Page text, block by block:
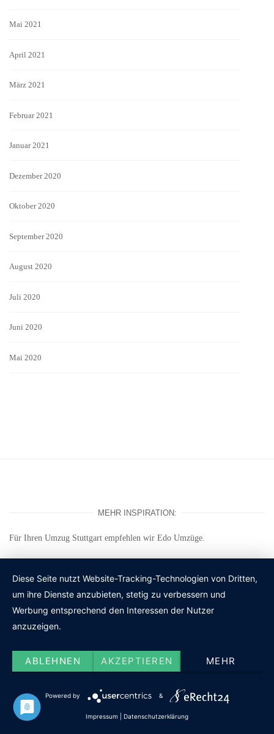
Mai 2021
April 2021
März 2021
Februar 2021
Januar 2021
Dezember 2020
Oktober 2020
September 2020
August 2020
Juli 2020
Juni 2020
Mai 2020
MEHR INSPIRATION:
Für Ihren Umzug Stuttgart empfehlen wir Edo Umzüge.
Aktivitäten
DIY-Projekte
Einrichtung
Diese Seite nutzt Website-Tracking-Technologien von Dritten,
um ihre Dienste anzubieten, stetig zu verbessern und
Werbung entsprechend den Interessen der Nutzer
anzuzeigen.
ABLEHNEN AKZEPTIEREN MEHR
Powered by &
Impressum Datenschutzerklärung